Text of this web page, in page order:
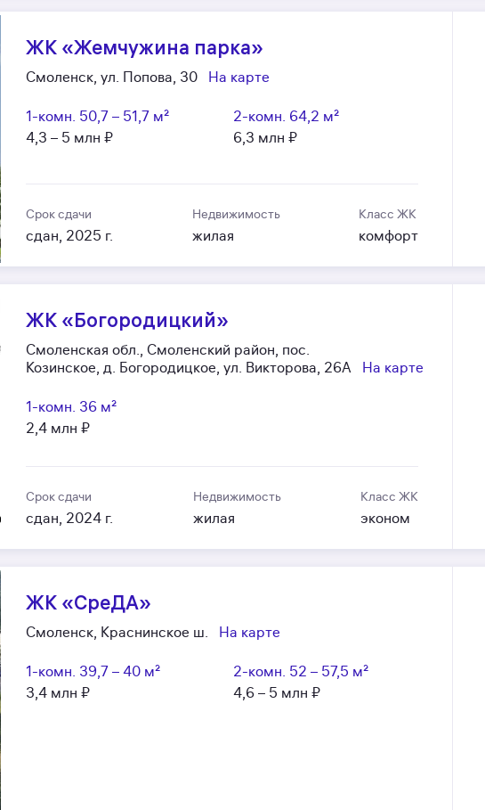
ЖК «Жемчужина парка»
Смоленск, ул. Попова, 30 На карте
1-комн. 50,7 – 51,7 м²
4,3 – 5 млн ₽
2-комн. 64,2 м²
6,3 млн ₽
Срок сдачи
сдан, 2025 г.
Недвижимость
жилая
Класс ЖК
комфорт
ЖК «Богородицкий»
Смоленская обл., Смоленский район, пос.
Козинское, д. Богородицкое, ул. Викторова, 26А
На карте
1-комн. 36 м²
2,4 млн ₽
Срок сдачи
сдан, 2024 г.
Недвижимость
жилая
Класс ЖК
эконом
ЖК «СреДА»
Смоленск, Краснинское ш. На карте
1-комн. 39,7 – 40 м²
3,4 млн ₽
2-комн. 52 – 57,5 м²
4,6 – 5 млн ₽